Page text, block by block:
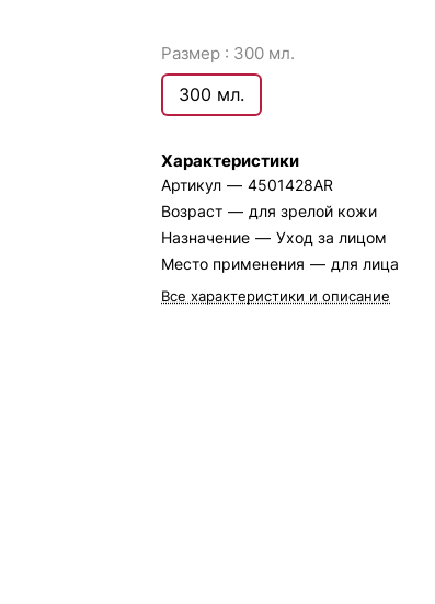
Размер : 300 мл.
300 мл.
Характеристики
Артикул — 4501428AR
Возраст — для зрелой кожи
Назначение — Уход за лицом
Место применения — для лица
Все характеристики и описание